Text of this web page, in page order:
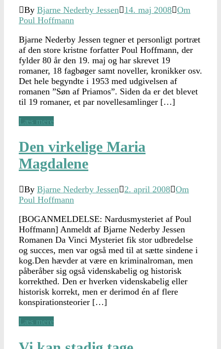
By Bjarne Nederby Jessen 14. maj 2008 Om
Poul Hoffmann
Bjarne Nederby Jessen tegner et personligt portræt
af den store kristne forfatter Poul Hoffmann, der
fylder 80 år den 19. maj og har skrevet 19
romaner, 18 fagbøger samt noveller, kronikker osv.
Det hele begyndte i 1953 med udgivelsen af
romanen ”Søn af Priamos”. Siden da er det blevet
til 19 romaner, et par novellesamlinger […]
Læs mere
Den virkelige Maria
Magdalene
By Bjarne Nederby Jessen 2. april 2008 Om
Poul Hoffmann
[BOGANMELDELSE: Nardusmysteriet af Poul
Hoffmann] Anmeldt af Bjarne Nederby Jessen
Romanen Da Vinci Mysteriet fik stor udbredelse
og succes, men var også med til at sætte sindene i
kog.Den hævder at være en kriminalroman, men
påberåber sig også videnskabelig og historisk
korrekthed. Den er hverken videnskabelig eller
historisk korrekt, men er derimod én af flere
konspirationsteorier […]
Læs mere